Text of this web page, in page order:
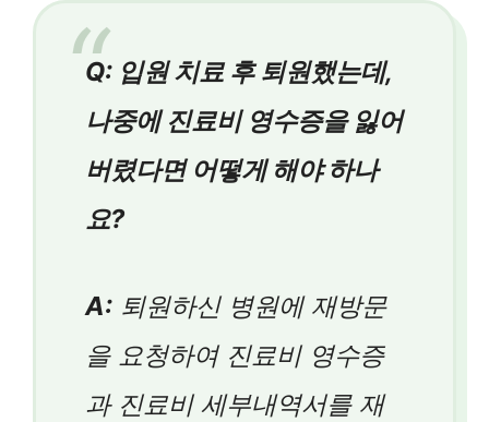
Q: 입원 치료 후 퇴원했는데,
나중에 진료비 영수증을 잃어
버렸다면 어떻게 해야 하나
요?
A: 퇴원하신 병원에 재방문
을 요청하여 진료비 영수증
과 진료비 세부내역서를 재